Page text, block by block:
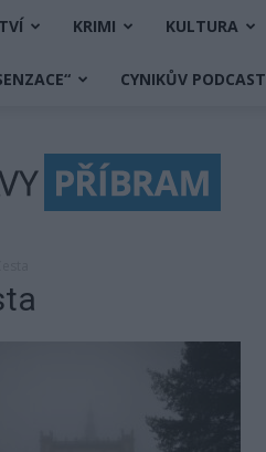
KRIMI KULTURA
CYNIKŮV PODCAST